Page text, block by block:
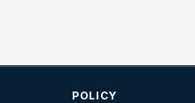
POLICY